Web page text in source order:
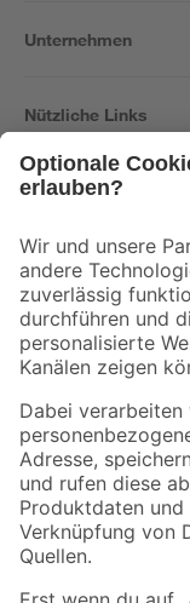
Unternehmen
Nützliche Links
Der toom Newsletter:
Zur Newsletter
Folge uns
Zahlungsarten
Sicher einkaufen